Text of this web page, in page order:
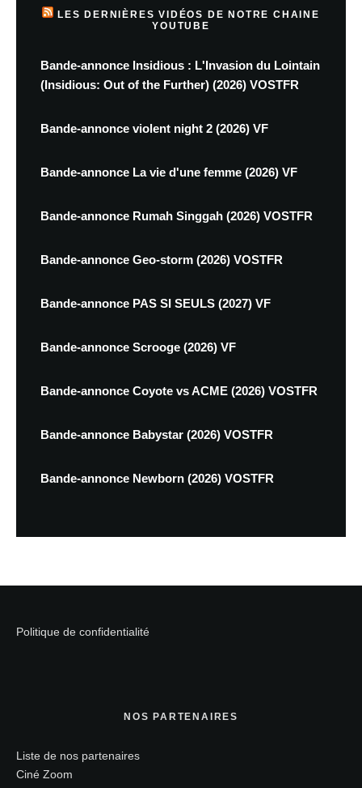
LES DERNIÈRES VIDÉOS DE NOTRE CHAINE
YOUTUBE
Bande-annonce Insidious : L'Invasion du Lointain
(Insidious: Out of the Further) (2026) VOSTFR
Bande-annonce violent night 2 (2026) VF
Bande-annonce La vie d'une femme (2026) VF
Bande-annonce Rumah Singgah (2026) VOSTFR
Bande-annonce Geo-storm (2026) VOSTFR
Bande-annonce PAS SI SEULS (2027) VF
Bande-annonce Scrooge (2026) VF
Bande-annonce Coyote vs ACME (2026) VOSTFR
Bande-annonce Babystar (2026) VOSTFR
Bande-annonce Newborn (2026) VOSTFR
Politique de confidentialité
NOS PARTENAIRES
Liste de nos partenaires
Ciné Zoom